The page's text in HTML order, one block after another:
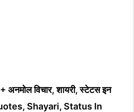
अनमोल विचार, शायरी, स्टेटस इन
Shayari, Status In